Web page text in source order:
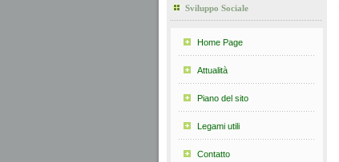
Sviluppo Sociale
Home Page
Attualità
Piano del sito
Legami utili
Contatto